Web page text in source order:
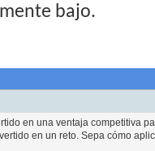
bajo.
en una ventaja competitiva
en un reto. Sepa cómo